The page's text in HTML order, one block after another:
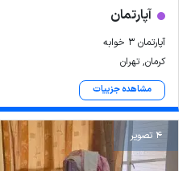
آپارتمان
آپارتمان ۳ خوابه
کرمان, تهران
مشاهده جزییات
4 تصویر